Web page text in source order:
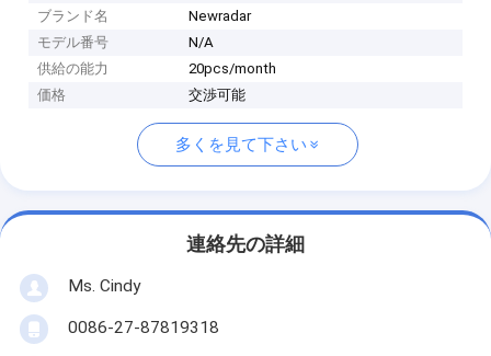
ブランド名
Newradar
モデル番号
N/A
供給の能力
20pcs/month
価格
交渉可能
多くを見て下さい
連絡先の詳細
Ms. Cindy
0086-27-87819318